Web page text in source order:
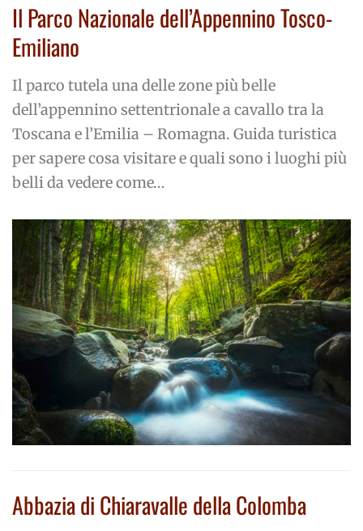
Il Parco Nazionale dell’Appennino Tosco-
Emiliano
Il parco tutela una delle zone più belle
dell’appennino settentrionale a cavallo tra la
Toscana e l’Emilia – Romagna. Guida turistica
per sapere cosa visitare e quali sono i luoghi più
belli da vedere come…
Abbazia di Chiaravalle della Colomba